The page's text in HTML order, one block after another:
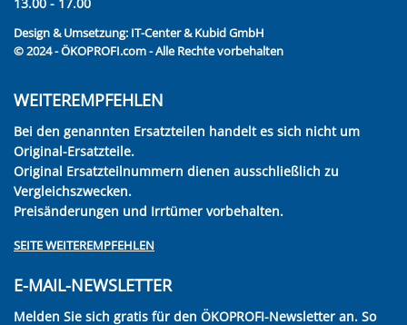
Design & Umsetzung: IT-Center & Kubid GmbH
© 2024 - ÖKOPROFI.com - Alle Rechte vorbehalten
WEITEREMPFEHLEN
Bei den genannten Ersatzteilen handelt es sich nicht um
Original-Ersatzteile.
Original Ersatzteilnummern dienen ausschließlich zu
Vergleichszwecken.
Preisänderungen und Irrtümer vorbehalten.
SEITE WEITEREMPFEHLEN
E-MAIL-NEWSLETTER
Melden Sie sich gratis für den ÖKOPROFI-Newsletter an. So